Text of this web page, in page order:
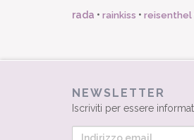
rada • rainkiss • reisenthel
NEWSLETTER
Iscriviti per essere